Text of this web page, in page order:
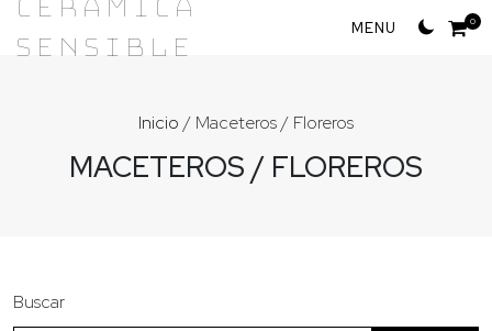
Skip
Sensible
0
Inicio / Maceteros / Floreros
MACETEROS / FLOREROS
Buscar